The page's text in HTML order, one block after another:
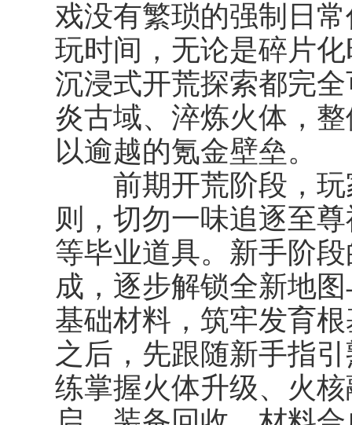
戏没有繁琐的强制日
玩时间，无论是碎片
沉浸式开荒探索都完
炎古域、淬炼火体，
以逾越的氪金壁垒。
前期开荒阶段，玩
则，切勿一味追逐至
等毕业道具。新手阶
成，逐步解锁全新地
基础材料，筑牢发育
之后，先跟随新手指
练掌握火体升级、火